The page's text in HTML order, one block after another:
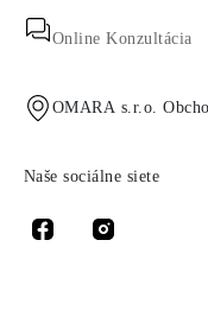
Online Konzultácia
OMARA s.r.o.
Naše sociálne siete